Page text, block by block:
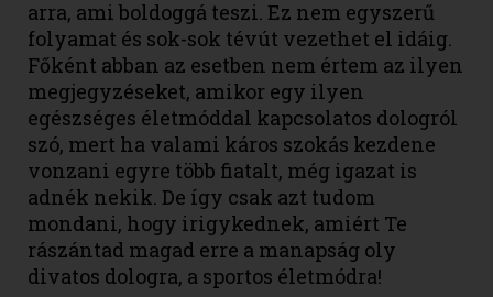
arra, ami boldoggá teszi. Ez nem egyszerű
folyamat és sok-sok tévút vezethet el idáig.
Főként abban az esetben nem értem az ilyen
megjegyzéseket, amikor egy ilyen
egészséges életmóddal kapcsolatos dologról
szó, mert ha valami káros szokás kezdene
vonzani egyre több fiatalt, még igazat is
adnék nekik. De így csak azt tudom
mondani, hogy irigykednek, amiért Te
rászántad magad erre a manapság oly
divatos dologra, a sportos életmódra!